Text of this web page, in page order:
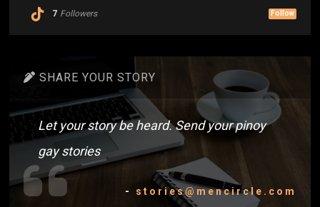
7 Followers Follow
SHARE YOUR STORY
Let your story be heard. Send your pinoy
gay stories
- stories@mencircle.com